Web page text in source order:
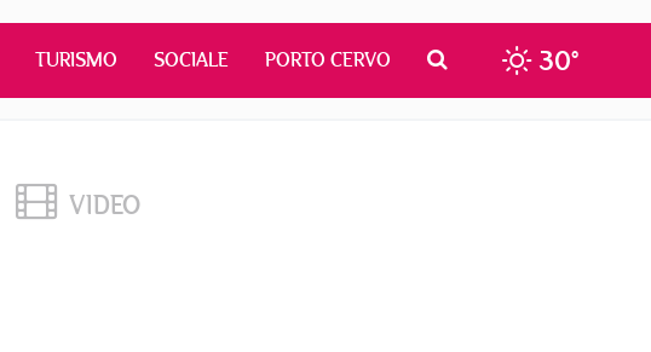
TURISMO SOCIALE PORTO CERVO 30°
VIDEO